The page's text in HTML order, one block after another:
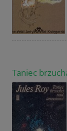
Taniec